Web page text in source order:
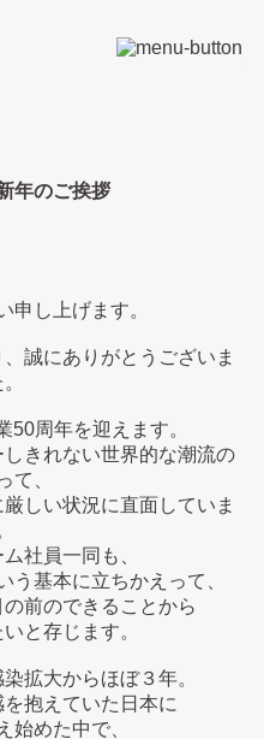
年のご挨拶
申し上げます。
誠にありがとうございま
50周年を迎えます。
きれない世界的な潮流の
て、
しい状況に直面していま
社員一同も、
う基本に立ちかえって、
前のできることから
と存じます。
拡大からほぼ３年。
抱えていた日本に
始めた中で、